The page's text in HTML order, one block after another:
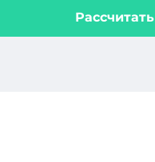
Рассчитать